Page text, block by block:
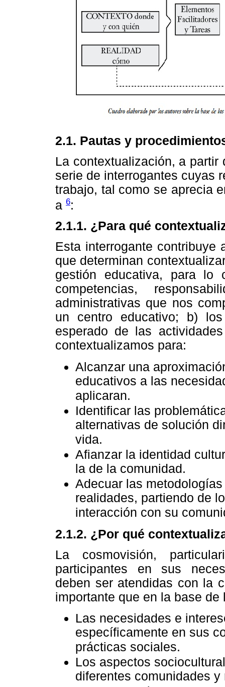
2.1. Pautas y
La contextualización, a
serie de interrogantes cuyas
trabajo, tal como se aprecia
a 6:
2.1.1. ¿Para qué
Esta interrogante contribuye
que determinan
gestión educativa, para lo
competencias,
administrativas que nos
un centro educativo; b)
esperado de las
contextualizamos para:
Alcanzar una
educativos a las
aplicaran.
Identificar las
alternativas de solución
vida.
Afianzar la identidad
la de la comunidad.
Adecuar las
realidades, partiendo de
interacción con su
2.1.2. ¿Por qué
La cosmovisión,
participantes en sus
deben ser atendidas con la
importante que en la base
Las necesidades e
específicamente en sus
prácticas sociales.
Los aspectos
diferentes comunidades y